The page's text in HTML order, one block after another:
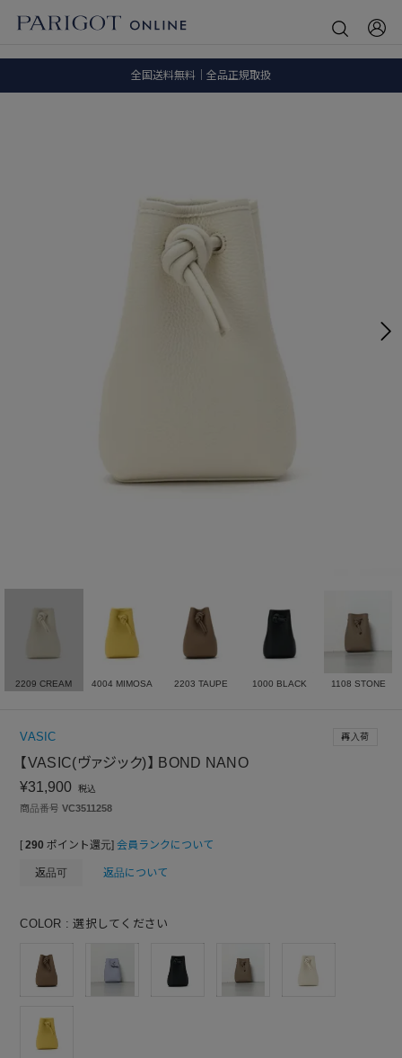
全国送料無料｜全品正規取扱
2209 CREAM 4004 MIMOSA 2203 TAUPE 1000 BLACK 1108 STONE
VASIC
【VASIC(ヴァジック)】 BOND NANO
¥31,900 税込
再入荷
商品番号 VC3511258
[ 290 ポイント還元] 会員ランクについて
返品可 返品について
COLOR 選択してください